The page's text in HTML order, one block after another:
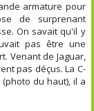
armature pour
de surprenant
On savait qu'il y
pas être une
Venant de Jaguar,
pas déçus. La C-
du haut), il a